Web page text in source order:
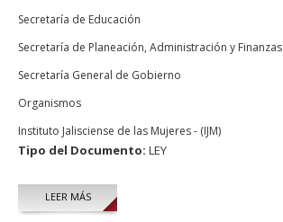
Secretaría de Educación
Secretaría de Planeación, Administración y Finanzas
Secretaría General de Gobierno
Organismos
Instituto Jalisciense de las Mujeres - (IJM)
Tipo del Documento: LEY
LEER MÁS